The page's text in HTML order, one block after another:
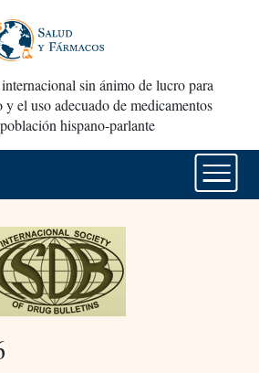
sin ánimo de lucro para
y el uso adecuado de medicamentos
hispano-parlante